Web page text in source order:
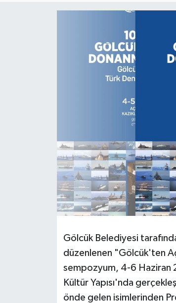
Gölcük Belediyesi
düzenlenen "Gölcük'ten
sempozyum, 4-6 Haziran
Kültür Yapısı'nda
önde gelen isimlerinden